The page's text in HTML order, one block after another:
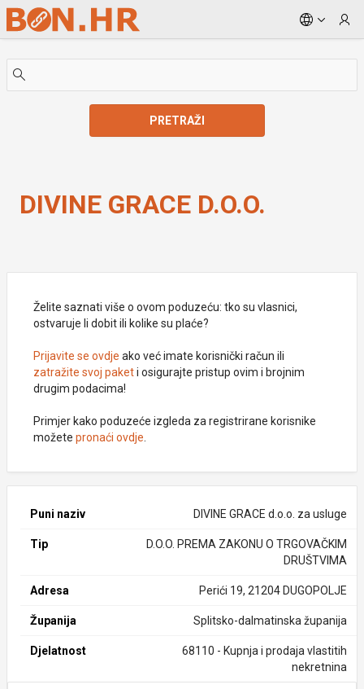
Skip to Main Content
PRETRAŽI
DIVINE GRACE D.O.O.
Želite saznati više o ovom poduzeću: tko su vlasnici,
ostvaruje li dobit ili kolike su plaće?
Prijavite se ovdje ako već imate korisnički račun ili
zatražite svoj paketi osigurajte pristup ovim i brojnim
drugim podacima!
Primjer kako poduzeće izgleda za registrirane korisnike
možete pronaći ovdje
Puni naziv DIVINE GRACE d.o.o. za usluge
Tip
D.O.O. PREMA ZAKONU O TRGOVAČKIM
DRUŠTVIMA
Adresa Perići 19, 21204 DUGOPOLJE
Županija Splitsko-dalmatinska županija
Djelatnost
68110 - Kupnja i prodaja vlastitih
nekretnina